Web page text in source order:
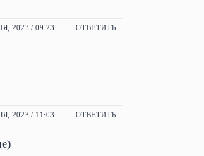
2023 / 09:23 ОТВЕТИТЬ
2023 / 11:03 ОТВЕТИТЬ